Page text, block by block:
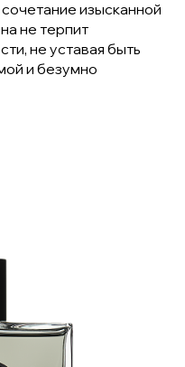
изысканной
не терпит
не уставая быть
и безумно